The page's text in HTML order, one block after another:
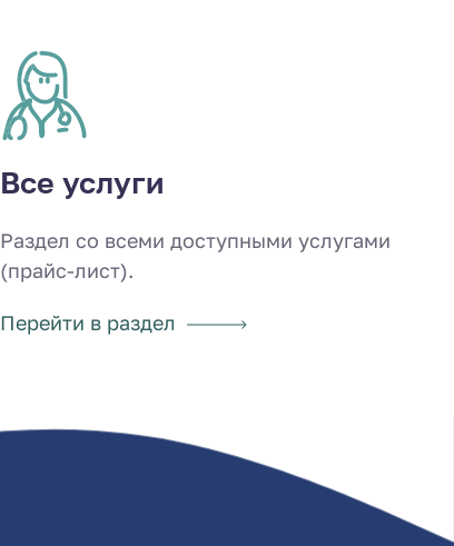
Все услуги
Раздел со всеми доступными услугами
(прайс-лист).
Перейти в раздел